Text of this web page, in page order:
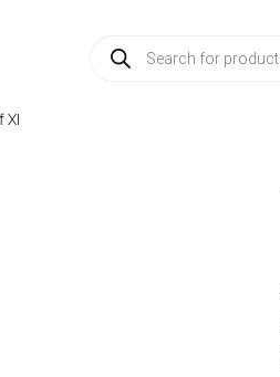
Products
search
XI